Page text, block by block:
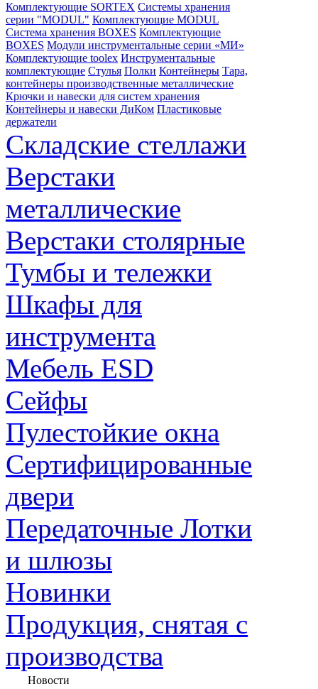
Комплектующие SORTEX Системы хранения
серии "MODUL" Комплектующие MODUL
Система хранения BOXES Комплектующие
BOXES Модули инструментальные серии «МИ»
Комплектующие toolex Инструментальные
комплектующие Стулья Полки Контейнеры Тара,
контейнеры производственные металлические
Крючки и навески для систем хранения
Контейнеры и навески ДиКом Пластиковые
держатели
Складские стеллажи
Верстаки
металлические
Верстаки столярные
Тумбы и тележки
Шкафы для
инструмента
Мебель ESD
Сейфы
Пулестойкие окна
Сертифицированные
двери
Передаточные Лотки
и шлюзы
Новинки
Продукция, снятая с
производства
Новости